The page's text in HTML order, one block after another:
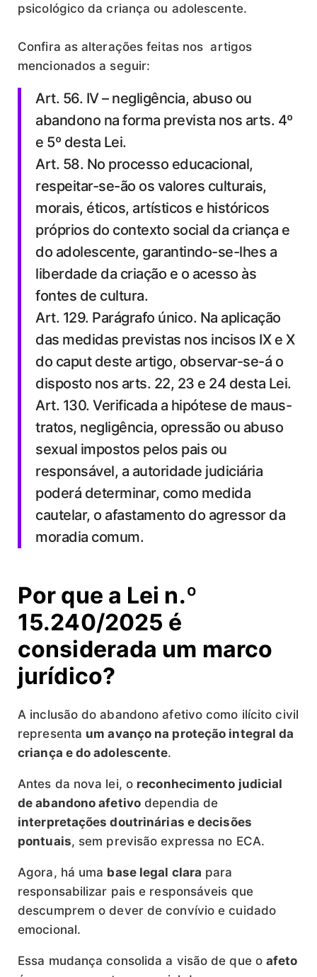
psicológico da criança ou adolescente.
Confira as alterações feitas nos artigos
mencionados a seguir:
Art. 56. IV – negligência, abuso ou
abandono na forma prevista nos arts. 4º
e 5º desta Lei.
Art. 58. No processo educacional,
respeitar-se-ão os valores culturais,
morais, éticos, artísticos e históricos
próprios do contexto social da criança e
do adolescente, garantindo-se-lhes a
liberdade da criação e o acesso às
fontes de cultura.
Art. 129. Parágrafo único. Na aplicação
das medidas previstas nos incisos IX e X
do caput deste artigo, observar-se-á o
disposto nos arts. 22, 23 e 24 desta Lei.
Art. 130. Verificada a hipótese de maus-
tratos, negligência, opressão ou abuso
sexual impostos pelos pais ou
responsável, a autoridade judiciária
poderá determinar, como medida
cautelar, o afastamento do agressor da
moradia comum.
Por que a Lei n.º
15.240/2025 é
considerada um marco
jurídico?
A inclusão do abandono afetivo como ilícito civil
representa um avanço na proteção integral da
criança e do adolescente.
Antes da nova lei, o reconhecimento judicial
de abandono afetivodependia de
interpretações doutrinárias e decisões
pontuais, sem previsão expressa no ECA.
Agora, há uma base legal clara para
responsabilizar pais e responsáveis que
descumprem o dever de convívio e cuidado
emocional.
Essa mudança consolida a visão de que o afeto